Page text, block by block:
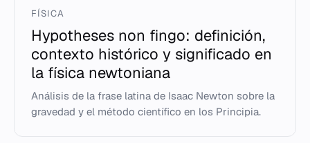
FÍSICA
Hypotheses non fingo: definición,
contexto histórico y significado en
la física newtoniana
Análisis de la frase latina de Isaac Newton sobre la
gravedad y el método científico en los Principia.